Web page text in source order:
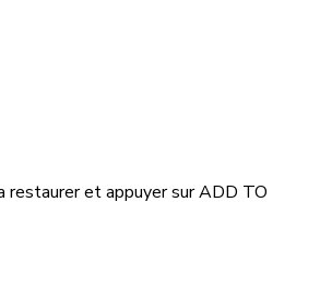
restaurer et appuyer sur ADD TO